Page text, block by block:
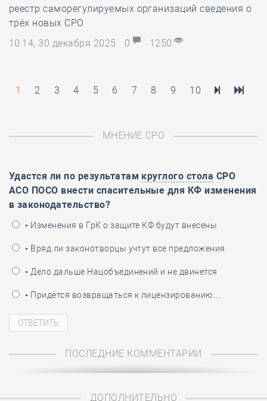
реестр саморегулируемых организаций сведения о
трёх новых СРО
10:14, 30 декабря 2025
0 1250
1 2 3 4 5 6 7 8 9 10
МНЕНИЕ СРО
Удастся ли по результатам круглого стола СРО
АСО ПОСО внести спасительные для КФ изменения
в законодательство?
• Изменения в ГрК о защите КФ будут внесены
• Вряд ли законотворцы учтут все предложения
• Дело дальше Нацобъединений и не двинется
• Придётся возвращаться к лицензированию…
ПОСЛЕДНИЕ КОММЕНТАРИИ
ДОПОЛНИТЕЛЬНО